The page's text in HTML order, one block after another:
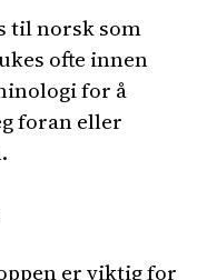
til norsk som
ofte innen
for å
foran eller
er viktig for